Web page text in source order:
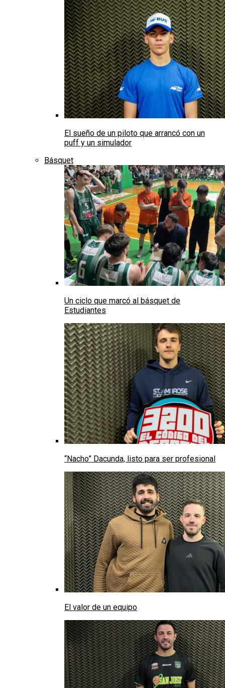
El sueño de un piloto que arrancó con un
puff y un simulador
Básquet
Un ciclo que marcó al básquet de
Estudiantes
“Nacho” Dacunda, listo para ser profesional
El valor de un equipo